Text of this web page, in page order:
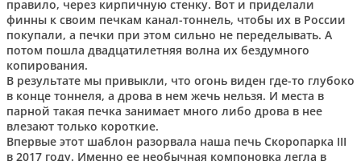
правило, через кирпичную стенку. Вот и приделали
финны к своим печкам канал-тоннель, чтобы их в России
покупали, а печки при этом сильно не переделывать. А
потом пошла двадцатилетняя волна их бездумного
копирования.
В результате мы привыкли, что огонь виден где-то глубоко
в конце тоннеля, а дрова в нем жечь нельзя. И места в
парной такая печка занимает много либо дрова в нее
влезают только короткие.
Впервые этот шаблон разорвала наша печь Скоропарка III
в 2017 году. Именно ее необычная компоновка легла в